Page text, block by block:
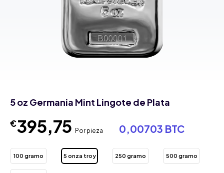
5 oz Germania Mint Lingote de Plata
€395,75 Por pieza 0,00703 BTC
100 gramo 5 onza troy 250 gramo 500 gramo